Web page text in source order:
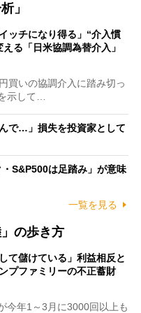
」
ッチになり得る」“介入慣
る「日米協調為替介入」
買いの協調介入に踏み切っ
示して…
で…」損失を投資家として
・S&P500は足踏み」が意味
一覧を見る
の歩き方
て儲けている」利益相反と
プファミリーの不正蓄財
今年1～3月に3000回以上も